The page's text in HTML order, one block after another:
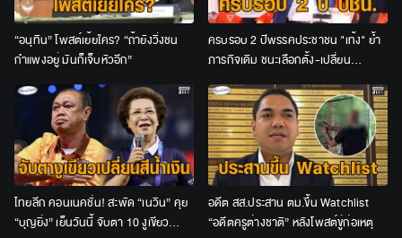
“อนุทิน” โพสต์เย้ยใคร? “ถ้ายังวิ่งชน
กำแพงอยู่ มันก็เจ็บหัวอีก”
ครบรอบ 2 ปีพรรคประชาชน "เท้ง" ย้ำ
ภารกิจเดิม ชนะเลือกตั้ง-เปลี่ยน
ประเทศ-คืนอำนาจให้ประชาชน
ไทยลีก คอนเนคชั่น! สะพัด “เนวิน” คุย
“บุญยิ่ง” เย็นวันนี้ จับตา 10 งูเขียว
อดีต สส.ประสาน ตม.ขึ้น Watchlist
“อดีตครูต่างชาติ” หลังโพสต์ขู่ก่อเหตุ